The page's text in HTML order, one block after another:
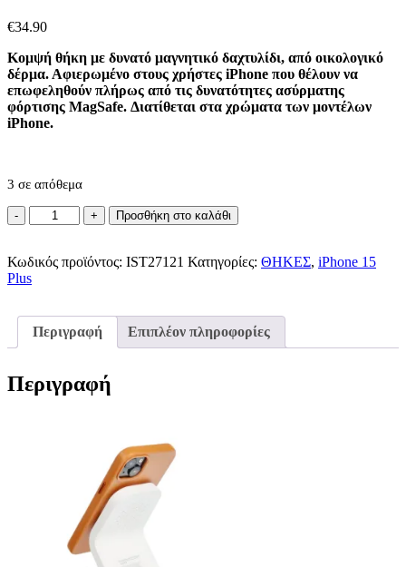
€34.90
Κομψή θήκη με δυνατό μαγνητικό δαχτυλίδι, από οικολογικό
δέρμα. Αφιερωμένο στους χρήστες iPhone που θέλουν να
επωφεληθούν πλήρως από τις δυνατότητες ασύρματης
φόρτισης MagSafe. Διατίθεται στα χρώματα των μοντέλων
iPhone.
3 σε απόθεμα
Oem
Leather
Cover
iPhone
Red
ποσότητα
Προσθήκη στο καλάθι
Κωδικός προϊόντος: IST27121 Κατηγορίες: ΘΗΚΕΣ, iPhone 15
Plus
Περιγραφή Επιπλέον πληροφορίες
Περιγραφή